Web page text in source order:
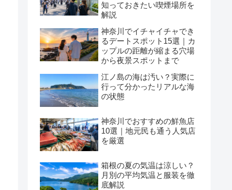
知っておきたい喫煙場所を
解説
神奈川でイチャイチャでき
るデートスポット15選｜カ
ップルの距離が縮まる穴場
から夜景スポットまで
江ノ島の海は汚い？実際に
行って分かったリアルな海
の状態
神奈川でおすすめの鮮魚店
10選｜地元民も通う人気店
を厳選
箱根の夏の気温は涼しい？
月別の平均気温と服装を徹
底解説